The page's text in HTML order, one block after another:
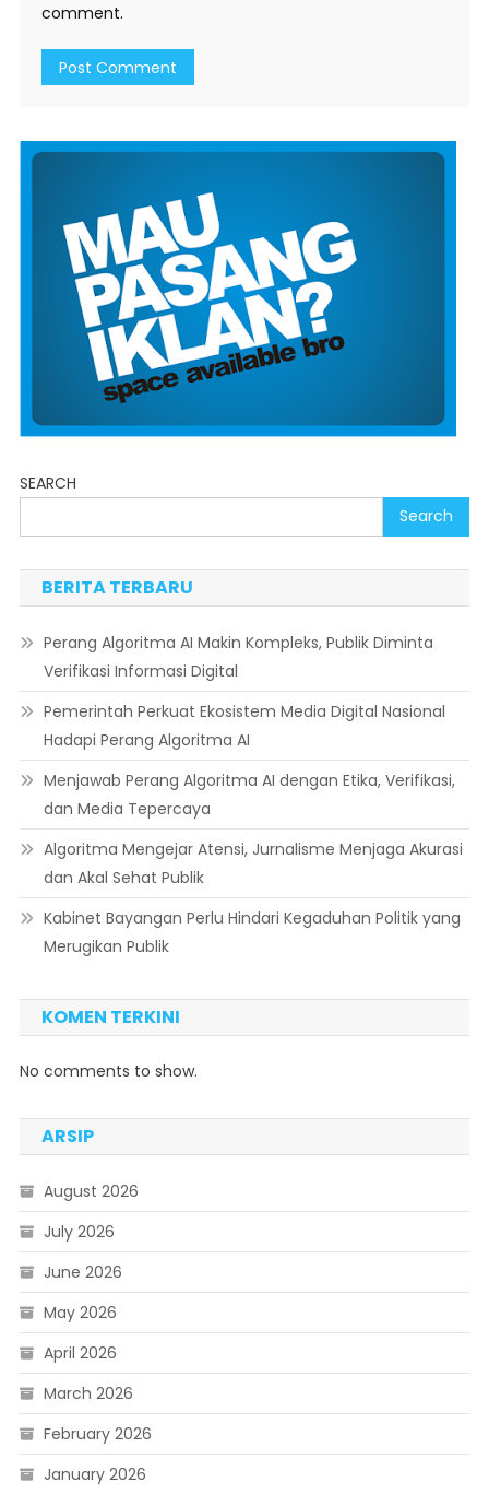
comment.
SEARCH
Search
BERITA TERBARU
Perang Algoritma AI Makin Kompleks, Publik Diminta
Verifikasi Informasi Digital
Pemerintah Perkuat Ekosistem Media Digital Nasional
Hadapi Perang Algoritma AI
Menjawab Perang Algoritma AI dengan Etika, Verifikasi,
dan Media Tepercaya
Algoritma Mengejar Atensi, Jurnalisme Menjaga Akurasi
dan Akal Sehat Publik
Kabinet Bayangan Perlu Hindari Kegaduhan Politik yang
Merugikan Publik
KOMEN TERKINI
No comments to show.
ARSIP
August 2026
July 2026
June 2026
May 2026
April 2026
March 2026
February 2026
January 2026